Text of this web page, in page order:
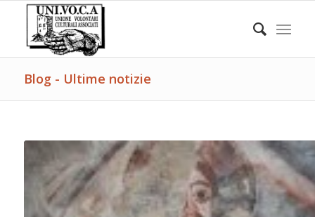
Blog - Ultime notizie